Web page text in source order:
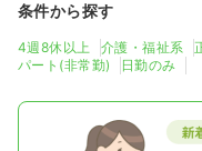
条件から探す
4週8休以上 介護・福祉系
パート(非常勤)
日勤のみ